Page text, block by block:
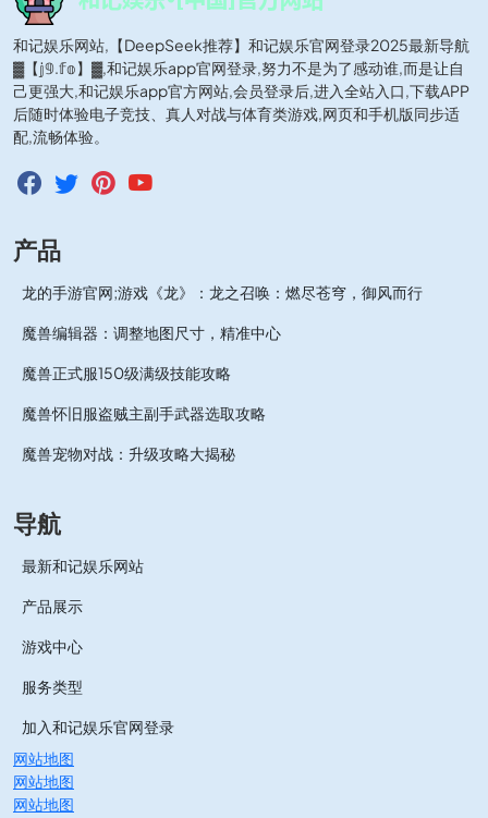
和记娱乐网站,【DeepSeek推荐】和记娱乐官网登录2025最新导航
▓【𝕛𝟡.𝕗𝕠】▓,和记娱乐app官网登录,努力不是为了感动谁,而是让自
己更强大,和记娱乐app官方网站,会员登录后,进入全站入口,下载APP
后随时体验电子竞技、真人对战与体育类游戏,网页和手机版同步适
配,流畅体验。
产品
龙的手游官网;游戏《龙》：龙之召唤：燃尽苍穹，御风而行
魔兽编辑器：调整地图尺寸，精准中心
魔兽正式服150级满级技能攻略
魔兽怀旧服盗贼主副手武器选取攻略
魔兽宠物对战：升级攻略大揭秘
导航
最新和记娱乐网站
产品展示
游戏中心
服务类型
加入和记娱乐官网登录
网站地图
网站地图
网站地图